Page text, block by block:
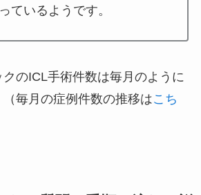
ているようです。
のICL手術件数は毎月のように
毎月の症例件数の推移はこち